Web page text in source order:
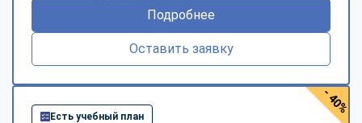
Подробнее
Оставить заявку
Есть учебный план
- 40%